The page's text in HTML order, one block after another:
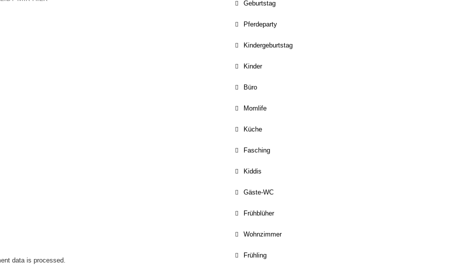
data is processed.
Geburtstag
Pferdeparty
Kindergeburtstag
Kinder
Büro
Momlife
Küche
Fasching
Kiddis
Gäste-WC
Frühblüher
Wohnzimmer
Frühling